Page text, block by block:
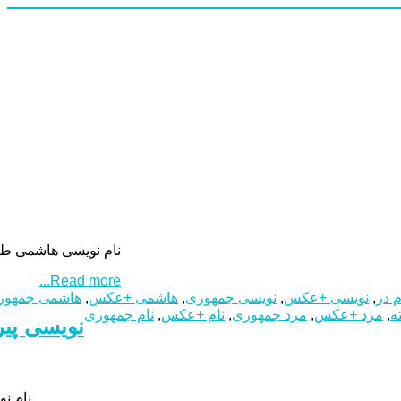
نام نویسی هاشمی
Read more...
در , نویسی +عکس, نویسی جمهوری, هاشمی +عکس, هاشمی
, مرد +عکس, مرد جمهوری, نام +عکس, نام جمهوری
نام نویسی پیرمرد 89 ساله در انتخابات ریاست